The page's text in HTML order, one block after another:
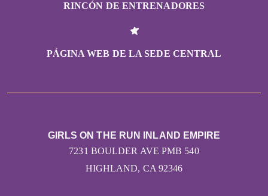
RINCÓN DE ENTRENADORES
PÁGINA WEB DE LA SEDE CENTRAL
GIRLS ON THE RUN INLAND EMPIRE
7231 BOULDER AVE PMB 540
HIGHLAND, CA 92346